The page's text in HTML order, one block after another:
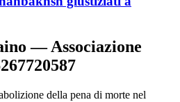
— Associazione
della pena di morte nel